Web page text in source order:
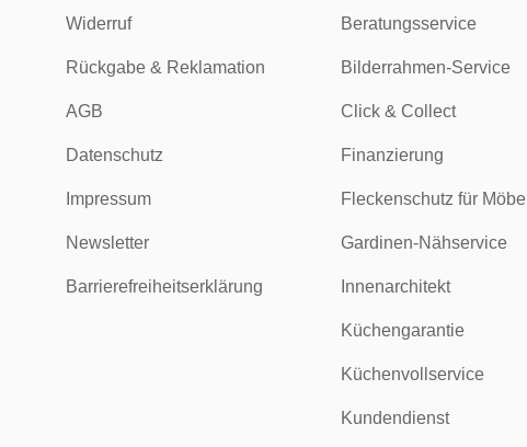
Widerruf
Rückgabe & Reklamation
AGB
Datenschutz
Impressum
Newsletter
Barrierefreiheitserklärung
Beratungsservice
Bilderrahmen-Service
Click & Collect
Finanzierung
Fleckenschutz für Möbel
Gardinen-Nähservice
Innenarchitekt
Küchengarantie
Küchenvollservice
Kundendienst